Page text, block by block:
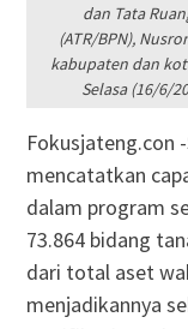
dan Tata
(ATR/BPN),
kabupaten dan
Selasa (16/6/
Fokusjateng.con
mencatatkan
dalam program
73.864 bidang
dari total aset
menjadikannya